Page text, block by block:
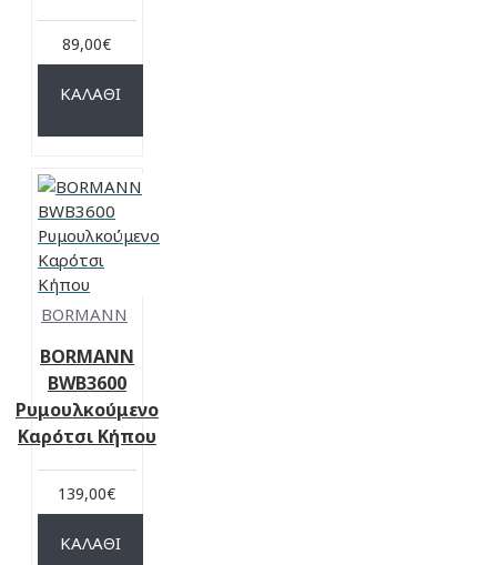
89,00€
ΚΑΛΆΘΙ
BORMANN
BORMANN
BWB3600
Ρυμουλκούμενο
Καρότσι Κήπου
139,00€
ΚΑΛΆΘΙ